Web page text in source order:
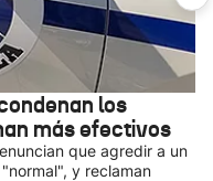
los
más efectivos
que agredir a un
y reclaman